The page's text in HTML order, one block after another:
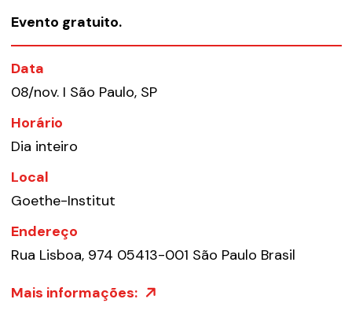
Evento gratuito.
Data
08/nov. I São Paulo, SP
Horário
Dia inteiro
Local
Goethe-Institut
Endereço
Rua Lisboa, 974 05413-001 São Paulo Brasil
Mais informações: